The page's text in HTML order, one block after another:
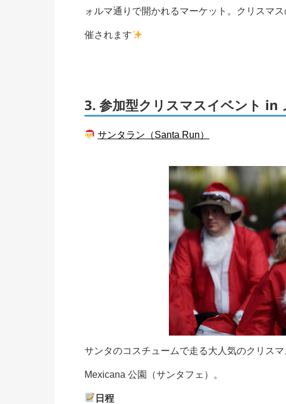
ォルマ通りで開かれるマーケット。クリスマ
催されます
3. 参加型クリスマスイベント in
サンタラン（Santa Run）
サンタのコスチュームで走る大人気のクリス
Mexicana 公園（サンタフェ）。
日程